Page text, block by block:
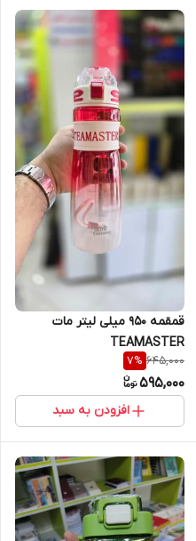
قمقمه 950 میلی لیتر مات
TEAMASTER
645,000
7%
595,000
افزودن به سبد